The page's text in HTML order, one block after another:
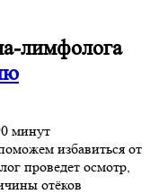
лимфолога
минут
избавиться от
проведет осмотр,
отёков